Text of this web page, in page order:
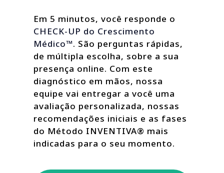
Em 5 minutos, você responde o
CHECK-UP do Crescimento
Médico™. São perguntas rápidas,
de múltipla escolha, sobre a sua
presença online. Com este
diagnóstico em mãos, nossa
equipe vai entregar a você uma
avaliação personalizada, nossas
recomendações iniciais e as fases
do Método INVENTIVA® mais
indicadas para o seu momento.